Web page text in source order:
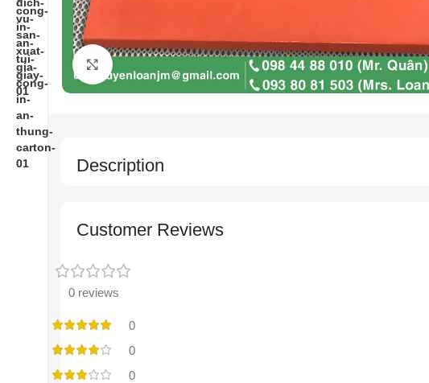
Description
Customer Reviews
0 reviews
0
0
0